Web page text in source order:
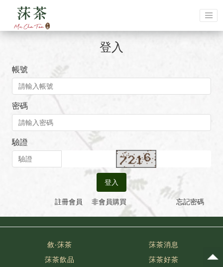
登入
帳號
密碼
驗證
登入
註冊會員 忘記密碼
非會員購買
敘‧莯茶
莯茶消息
莯茶飲品
莯茶好茶